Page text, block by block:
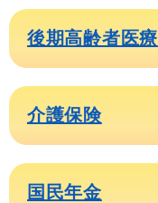
後期高齢者医療
介護保険
国民年金